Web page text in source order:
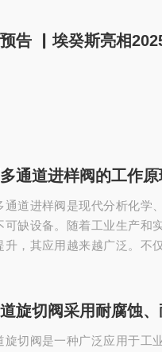
压工作环境下的实验分析。
通道进样阀的工作
通道进样阀是现代分析化学
可缺设备。随着工业生产和
升，其应用越来越广泛。不
析样品引入进样座。多通道
，切换过程中，阀门密封良
旋切阀采用耐腐蚀
旋切阀是一种广泛应用于工